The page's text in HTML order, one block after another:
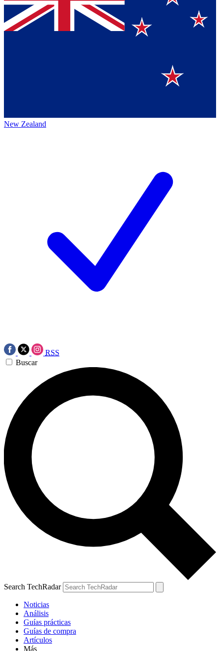
New Zealand
RSS
Buscar
Search TechRadar
Noticias
Análisis
Guías prácticas
Guías de compra
Artículos
Más